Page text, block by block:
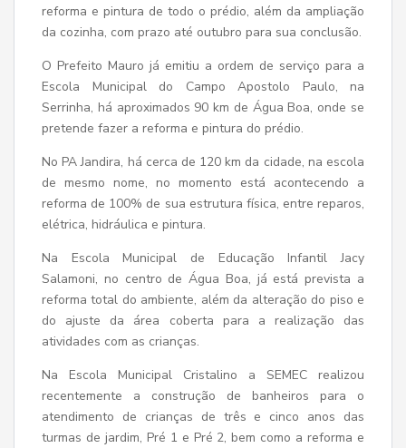
reforma e pintura de todo o prédio, além da ampliação
da cozinha, com prazo até outubro para sua conclusão.
O Prefeito Mauro já emitiu a ordem de serviço para a
Escola Municipal do Campo Apostolo Paulo, na
Serrinha, há aproximados 90 km de Água Boa, onde se
pretende fazer a reforma e pintura do prédio.
No PA Jandira, há cerca de 120 km da cidade, na escola
de mesmo nome, no momento está acontecendo a
reforma de 100% de sua estrutura física, entre reparos,
elétrica, hidráulica e pintura.
Na Escola Municipal de Educação Infantil Jacy
Salamoni, no centro de Água Boa, já está prevista a
reforma total do ambiente, além da alteração do piso e
do ajuste da área coberta para a realização das
atividades com as crianças.
Na Escola Municipal Cristalino a SEMEC realizou
recentemente a construção de banheiros para o
atendimento de crianças de três e cinco anos das
turmas de jardim, Pré 1 e Pré 2, bem como a reforma e